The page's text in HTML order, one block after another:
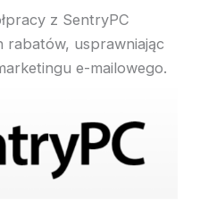
z SentryPC
usprawniając
e-mailowego.